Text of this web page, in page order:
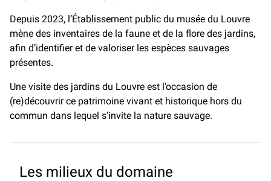
Depuis 2023, l’Établissement public du musée du Louvre
mène des inventaires de la faune et de la flore des jardins,
afin d’identifier et de valoriser les espèces sauvages
présentes.
Une visite des jardins du Louvre est l’occasion de
(re)découvrir ce patrimoine vivant et historique hors du
commun dans lequel s’invite la nature sauvage.
Les milieux du domaine